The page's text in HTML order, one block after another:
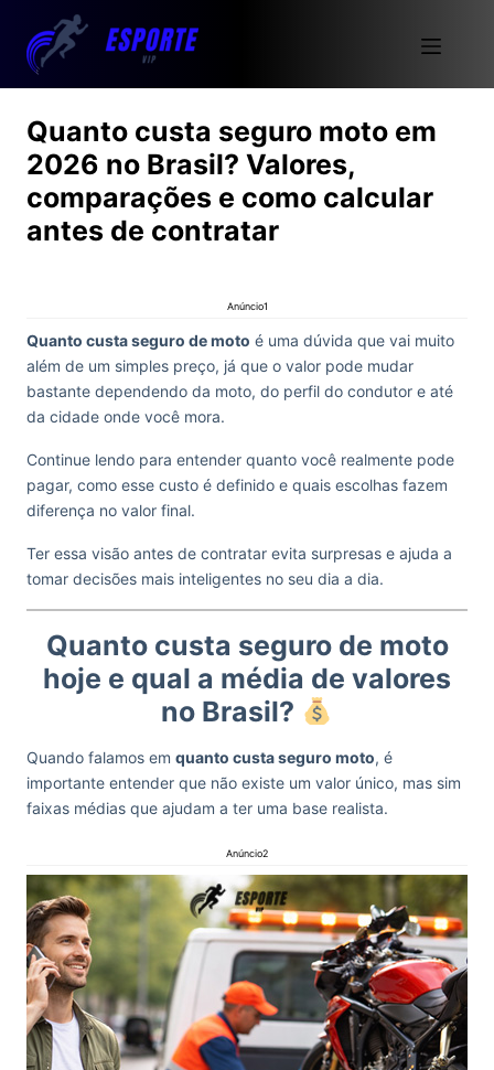
Quanto custa seguro moto em
2026 no Brasil? Valores,
comparações e como calcular
antes de contratar
Anúncio1
Quanto custa seguro de moto é uma dúvida que vai muito
além de um simples preço, já que o valor pode mudar
bastante dependendo da moto, do perfil do condutor e até
da cidade onde você mora.
Continue lendo para entender quanto você realmente pode
pagar, como esse custo é definido e quais escolhas fazem
diferença no valor final.
Ter essa visão antes de contratar evita surpresas e ajuda a
tomar decisões mais inteligentes no seu dia a dia.
Quanto custa seguro de moto
hoje e qual a média de valores
no Brasil?
Quando falamos em quanto custa seguro moto, é
importante entender que não existe um valor único, mas sim
faixas médias que ajudam a ter uma base realista.
Anúncio2